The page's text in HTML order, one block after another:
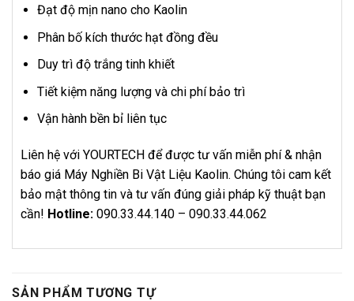
Đạt độ mịn nano cho Kaolin
Phân bố kích thước hạt đồng đều
Duy trì độ trắng tinh khiết
Tiết kiệm năng lượng và chi phí bảo trì
Vận hành bền bỉ liên tục
Liên hệ với YOURTECH để được tư vấn miễn phí & nhận
báo giá Máy Nghiền Bi Vật Liệu Kaolin. Chúng tôi cam kết
bảo mật thông tin và tư vấn đúng giải pháp kỹ thuật bạn
cần! Hotline: 090.33.44.140 – 090.33.44.062
SẢN PHẨM TƯƠNG TỰ